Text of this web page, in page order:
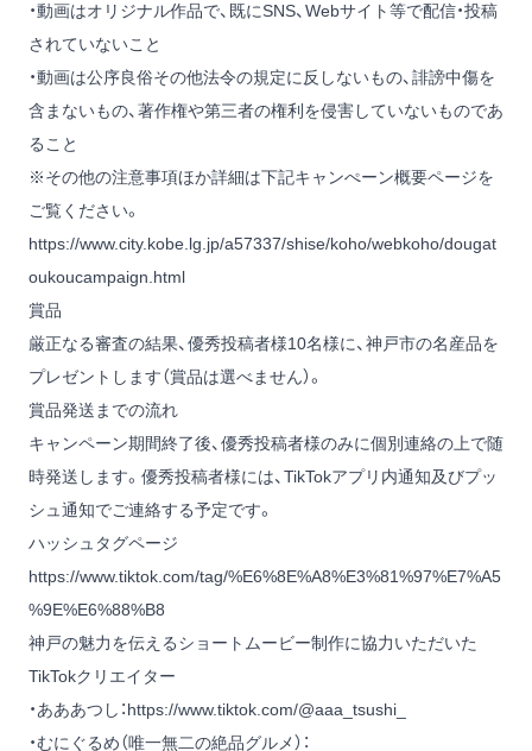
・動画はオリジナル作品で、既にSNS、Webサイト等で配信・投稿
されていないこと
・動画は公序良俗その他法令の規定に反しないもの、誹謗中傷を
含まないもの、著作権や第三者の権利を侵害していないものであ
ること
※その他の注意事項ほか詳細は下記キャンぺーン概要ページを
ご覧ください。
https://www.city.kobe.lg.jp/a57337/shise/koho/webkoho/dougat
oukoucampaign.html
賞品
厳正なる審査の結果、優秀投稿者様10名様に、神戸市の名産品を
プレゼントします（賞品は選べません）。
賞品発送までの流れ
キャンペーン期間終了後、優秀投稿者様のみに個別連絡の上で随
時発送します。優秀投稿者様には、TikTokアプリ内通知及びプッ
シュ通知でご連絡する予定です。
ハッシュタグページ
https://www.tiktok.com/tag/%E6%8E%A8%E3%81%97%E7%A5
%9E%E6%88%B8
神戸の魅力を伝えるショートムービー制作に協力いただいた
TikTokクリエイター
・あああつし：https://www.tiktok.com/@aaa_tsushi_
・むにぐるめ（唯一無二の絶品グルメ）：